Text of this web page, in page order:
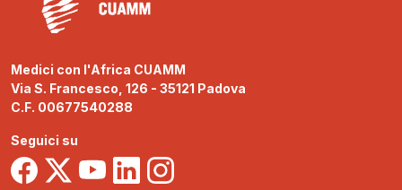
Medici con l'Africa CUAMM
Via S. Francesco, 126 - 35121 Padova
C.F. 00677540288
Seguici su